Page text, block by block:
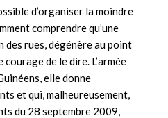
d’organiser la moindre
comprendre qu’une
des rues, dégénère au point
de le dire. L’armée
elle donne
et qui, malheureusement,
du 28 septembre 2009,